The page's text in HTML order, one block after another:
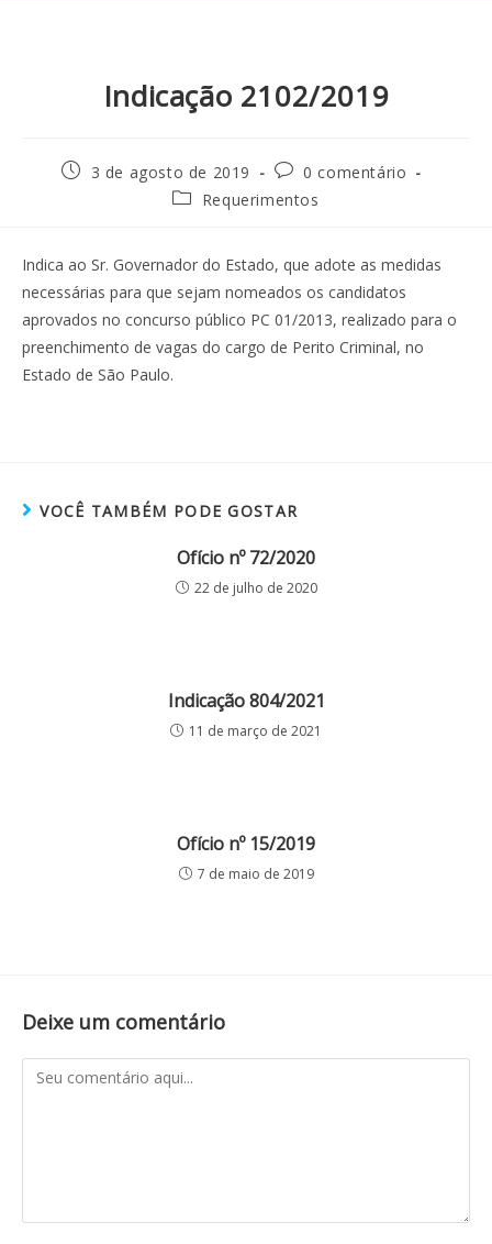
Indicação 2102/2019
3 de agosto de 2019
0 comentário
Requerimentos
Indica ao Sr. Governador do Estado, que adote as medidas
necessárias para que sejam nomeados os candidatos
aprovados no concurso público PC 01/2013, realizado para o
preenchimento de vagas do cargo de Perito Criminal, no
Estado de São Paulo.
VOCÊ TAMBÉM PODE GOSTAR
Ofício nº 72/2020
22 de julho de 2020
Indicação 804/2021
11 de março de 2021
Ofício nº 15/2019
7 de maio de 2019
Deixe um comentário